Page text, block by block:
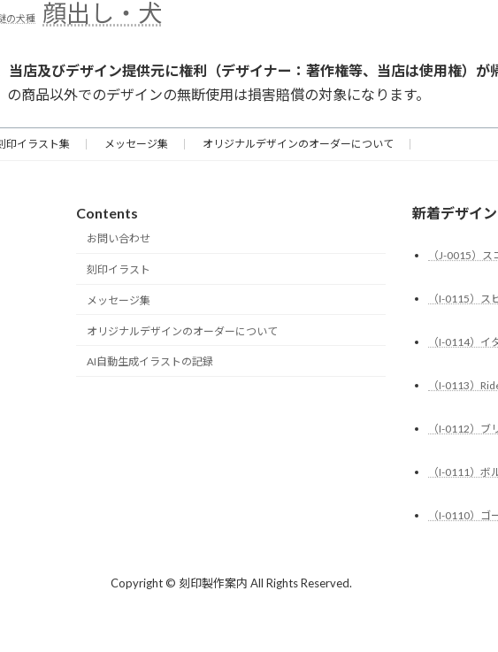
の犬種 顔出し・犬
当店及びデザイン提供元に権利（デザイナー：著作権等、当店は使用権）が
商品以外でのデザインの無断使用は損害賠償の対象になります。
印イラスト集 メッセージ集 オリジナルデザインのオーダーについて
Contents
お問い合わせ
刻印イラスト
メッセージ集
オリジナルデザインのオーダーについて
AI自動生成イラストの記録
新着デザイン
（J-0015）
（I-0115）ス
（I-0114）イ
（I-0113）
（I-0112）ブ
（I-0111）ボ
（I-0110）ゴ
Copyright © 刻印製作案内 All Rights Reserved.